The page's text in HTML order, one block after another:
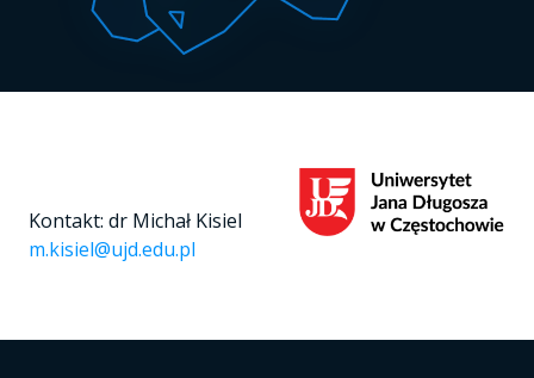
Kontakt: dr Michał Kisiel
m.kisiel@ujd.edu.pl